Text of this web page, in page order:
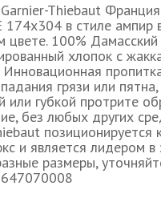
Thiebaut
174х304 в стиле ампир
цвете. 100% Дамасский
хлопок с
Инновационная
грязи или
или губкой протрите
без любых других
позиционируется
и является лидером в
размеры,